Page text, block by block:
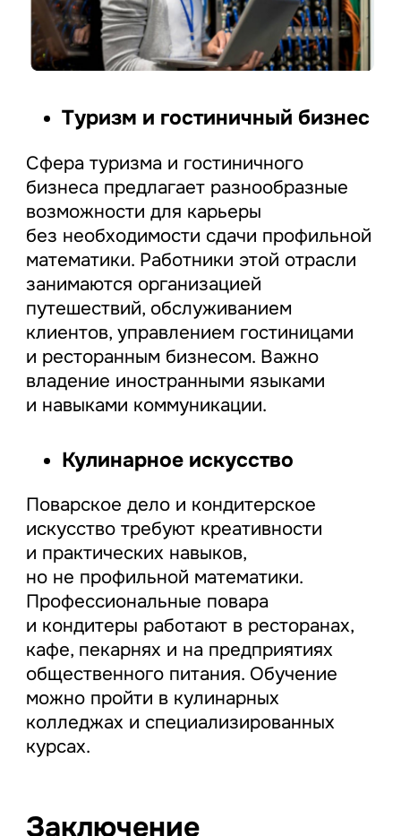
Туризм и гостиничный бизнес
Сфера туризма и гостиничного
бизнеса предлагает разнообразные
возможности для карьеры
без необходимости сдачи профильной
математики. Работники этой отрасли
занимаются организацией
путешествий, обслуживанием
клиентов, управлением гостиницами
и ресторанным бизнесом. Важно
владение иностранными языками
и навыками коммуникации.
Кулинарное искусство
Поварское дело и кондитерское
искусство требуют креативности
и практических навыков,
но не профильной математики.
Профессиональные повара
и кондитеры работают в ресторанах,
кафе, пекарнях и на предприятиях
общественного питания. Обучение
можно пройти в кулинарных
колледжах и специализированных
курсах.
Заключение